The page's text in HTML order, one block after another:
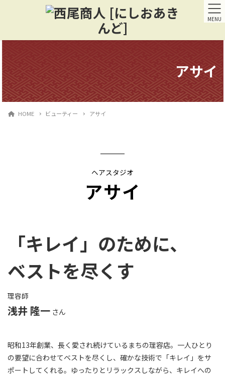
アサイ
HOME ビューティー アサイ
ヘアスタジオ
アサイ
「キレイ」のために、
ベストを尽くす
理容師
浅井 隆一 さん
昭和13年創業、長く愛され続けているまちの理容店。一人ひとり
の要望に合わせてベストを尽くし、確かな技術で「キレイ」をサ
ポートしてくれる。ゆったりとリラックスしながら、キレイへの
MENU